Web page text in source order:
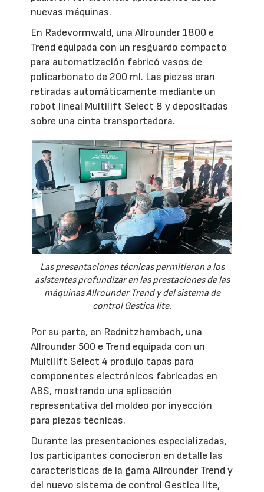
nuevas máquinas.
En Radevormwald, una Allrounder 1800 e
Trend equipada con un resguardo compacto
para automatización fabricó vasos de
policarbonato de 200 ml. Las piezas eran
retiradas automáticamente mediante un
robot lineal Multilift Select 8 y depositadas
sobre una cinta transportadora.
Las presentaciones técnicas permitieron a los
asistentes profundizar en las prestaciones de las
máquinas Allrounder Trend y del sistema de
control Gestica lite.
Por su parte, en Rednitzhembach, una
Allrounder 500 e Trend equipada con un
Multilift Select 4 produjo tapas para
componentes electrónicos fabricadas en
ABS, mostrando una aplicación
representativa del moldeo por inyección
para piezas técnicas.
Durante las presentaciones especializadas,
los participantes conocieron en detalle las
características de la gama Allrounder Trend y
del nuevo sistema de control Gestica lite,